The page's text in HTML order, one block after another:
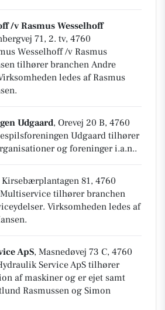
/v Rasmus Wesselhoff
71, 2. tv, 4760
Wesselhoff /v Rasmus
tilhører branchen Andre
ledes af Rasmus
Udgaard, Orevej 20 B, 4760
Udgaard tilhører
og foreninger i.a.n..
Kirsebærplantagen 81, 4760
tilhører branchen
. Virksomheden ledes af
ApS, Masnedøvej 73 C, 4760
Service ApS tilhører
af maskinerog er ejet samt
Rasmussen og Simon